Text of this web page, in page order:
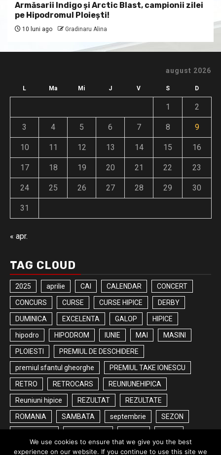
Armăsarii Indigo şi Arctic Blast, campionii zilei
pe Hipodromul Ploieşti!
10 luni ago Gradinaru Alina
august 2026
L Ma Mi J V S D
1 2
3 4 5 6 7 8 9
10 11 12 13 14 15 16
17 18 19 20 21 22 23
24 25 26 27 28 29 30
31
« apr.
TAG CLOUD
2025 aprilie CAI CALENDAR CONCERT
CONCURS CURSE CURSE HIPICE DERBY
DUMINICA EXCELENTA GALOP HIPICE
hipodro HIPODROM IUNIE MAI MASINI
PLOIESTI PREMIUL DE DESCHIDERE
premiul sfantul gheorghe PREMIUL TAKE IONESCU
RETRO RETROCARS REUNIUNEHIPICA
Reuniuni hipice REZULTAT REZULTATE
ROMANIA SAMBATA septembrie SEZON
ZIUA
We use cookies to ensure that we give you the best
experience on our website. If you continue to use this site we